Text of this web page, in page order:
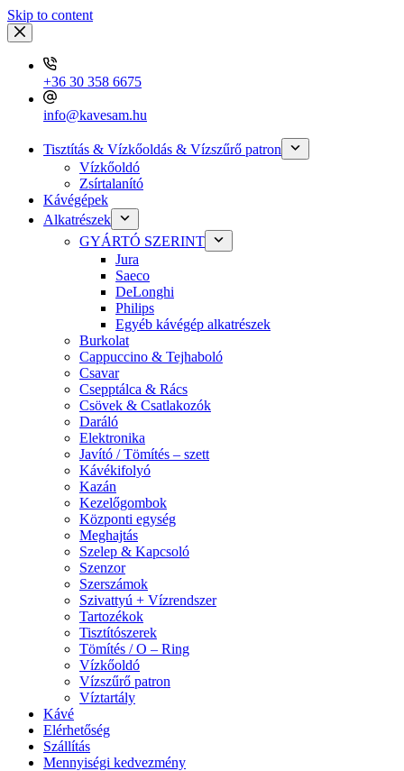
Skip to content
+36 30 358 6675
info@kavesam.hu
Tisztítás & Vízkőoldás & Vízszűrő patron
Vízkőoldó
Zsírtalanító
Kávégépek
Alkatrészek
GYÁRTÓ SZERINT
Jura
Saeco
DeLonghi
Philips
Egyéb kávégép alkatrészek
Burkolat
Cappuccino & Tejhaboló
Csavar
Csepptálca & Rács
Csövek & Csatlakozók
Daráló
Elektronika
Javító / Tömítés – szett
Kávékifolyó
Kazán
Kezelőgombok
Központi egység
Meghajtás
Szelep & Kapcsoló
Szenzor
Szerszámok
Szivattyú + Vízrendszer
Tartozékok
Tisztítószerek
Tömítés / O – Ring
Vízkőoldó
Vízszűrő patron
Víztartály
Kávé
Elérhetőség
Szállítás
Mennyiségi kedvezmény